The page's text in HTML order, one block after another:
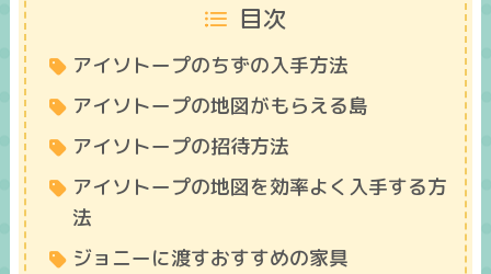
目次
アイソトープのちずの入手方法
アイソトープの地図がもらえる島
アイソトープの招待方法​
アイソトープの地図を効率よく入手する方
法
ジョニーに渡すおすすめの家具